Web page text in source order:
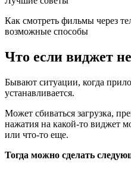
Как смотреть фильмы через
возможные способы
Что если виджет
Бывают ситуации, когда
устанавливается.
Может сбиваться загрузка,
нажатия на какой-то виджет
или что-то еще.
Тогда можно сделать